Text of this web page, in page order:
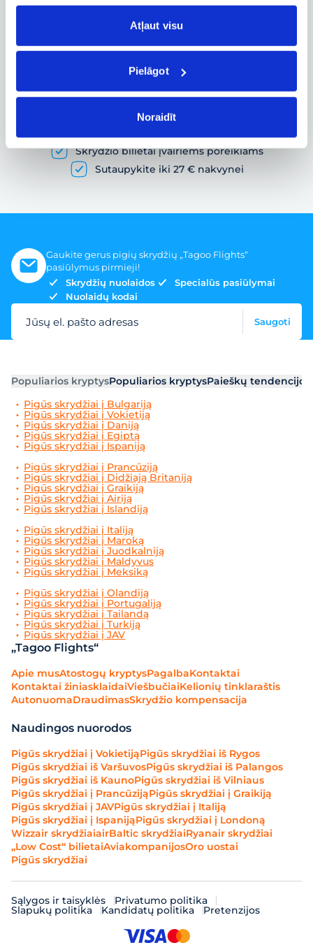
Atļaut visu
Pielāgot
Noraidīt
Skrydžio būsenos ir kitos aktualios
Pigių skrydžių paieška ir lėktuvo bilietų
Skrydžio bilietai įvairiems poreikiams
Sutaupykite iki 27 € nakvynei
Gaukite gerus pigių skrydžių „Tagoo Flights“
pasiūlymus pirmieji!
Skrydžių nuolaidos
Specialūs pasiūlymai
Nuolaidų kodai
Jūsų el. pašto adresas Saugoti
Populiarios kryptysPopuliarios kryptysPaieškų tendencijos
Pigūs skrydžiai į Bulgariją
Pigūs skrydžiai į Vokietiją
Pigūs skrydžiai į Daniją
Pigūs skrydžiai į Egiptą
Pigūs skrydžiai į Ispaniją
Pigūs skrydžiai į Prancūziją
Pigūs skrydžiai į Didžiają Britaniją
Pigūs skrydžiai į Graikiją
Pigūs skrydžiai į Airiją
Pigūs skrydžiai į Islandiją
Pigūs skrydžiai į Italiją
Pigūs skrydžiai į Maroką
Pigūs skrydžiai į Juodkalniją
Pigūs skrydžiai į Maldyvus
Pigūs skrydžiai į Meksiką
Pigūs skrydžiai į Olandiją
Pigūs skrydžiai į Portugaliją
Pigūs skrydžiai į Tailandą
Pigūs skrydžiai į Turkiją
Pigūs skrydžiai į JAV
„Tagoo Flights“
Apie musAtostogų kryptysPagalbaKontaktai
Kontaktai žiniasklaidaiViešbučiaiKelionių tinklaraštis
AutonuomaDraudimasSkrydžio kompensacija
Naudingos nuorodos
Pigūs skrydžiai į VokietijąPigūs skrydžiai iš Rygos
Pigūs skrydžiai iš VaršuvosPigūs skrydžiai iš Palangos
Pigūs skrydžiai iš KaunoPigūs skrydžiai iš Vilniaus
Pigūs skrydžiai į PrancūzijąPigūs skrydžiai į Graikiją
Pigūs skrydžiai į JAVPigūs skrydžiai į Italiją
Pigūs skrydžiai į IspanijąPigūs skrydžiai į Londoną
Wizzair skrydžiaiairBaltic skrydžiaiRyanair skrydžiai
„Low Cost“ bilietaiAviakompanijosOro uostai
Pigūs skrydžiai
Sąlygos ir taisyklės Privatumo politika
Slapukų politika Kandidatų politika Pretenzijos